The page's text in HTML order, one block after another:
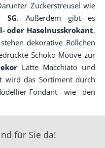
Zuckerstreusel wie
SG. Außerdem gibt es
oder Haselnusskrokant.
dekorative Röllchen
Schoko-Motive zur
Latte Macchiato und
wird das Sortiment durch
Fondant wie den
für Sie da!